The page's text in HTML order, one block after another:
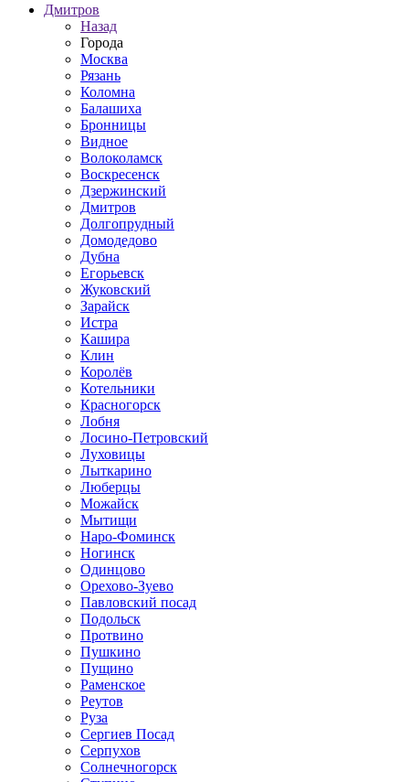
Дмитров
Назад
Города
Москва
Рязань
Коломна
Балашиха
Бронницы
Видное
Волоколамск
Воскресенск
Дзержинский
Дмитров
Долгопрудный
Домодедово
Дубна
Егорьевск
Жуковский
Зарайск
Истра
Кашира
Клин
Королёв
Котельники
Красногорск
Лобня
Лосино-Петровский
Луховицы
Лыткарино
Люберцы
Можайск
Мытищи
Наро-Фоминск
Ногинск
Одинцово
Орехово-Зуево
Павловский посад
Подольск
Протвино
Пушкино
Пущино
Раменское
Реутов
Руза
Сергиев Посад
Серпухов
Солнечногорск